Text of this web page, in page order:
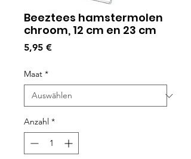
Beeztees hamstermolen
chroom, 12 cm en 23 cm
5,95 €Preis
Maat *
Anzahl *